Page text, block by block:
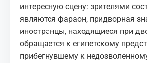
интересную сцену: зрителями
являются фараон, придворная
иностранцы, находящиеся при
обращается к египетскому
прибегнувшему к